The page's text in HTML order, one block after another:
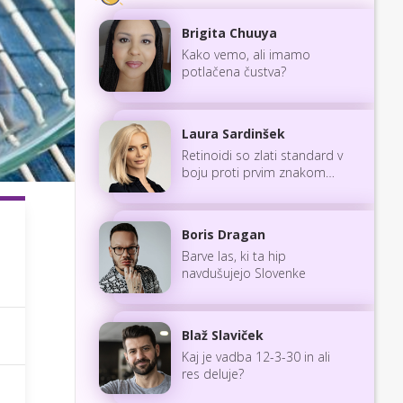
Brigita Chuuya
Kako vemo, ali imamo
potlačena čustva?
Laura Sardinšek
Retinoidi so zlati standard v
boju proti prvim znakom
Boris Dragan
Barve las, ki ta hip
navdušujejo Slovenke
Blaž Slaviček
Kaj je vadba 12-3-30 in ali
res deluje?